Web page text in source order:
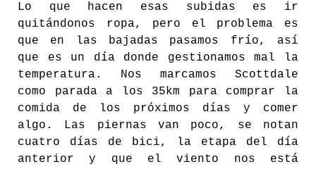
Lo que hacen esas subidas es ir
quitándonos ropa, pero el problema es
que en las bajadas pasamos frío, así
que es un día donde gestionamos mal la
temperatura. Nos marcamos Scottdale
como parada a los 35km para comprar la
comida de los próximos días y comer
algo. Las piernas van poco, se notan
cuatro días de bici, la etapa del día
anterior y que el viento nos está